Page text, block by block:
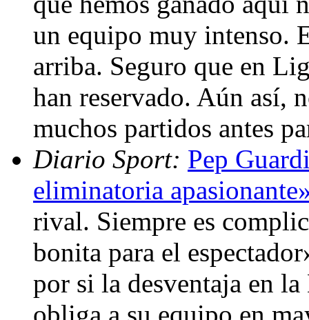
un equipo muy intenso.
arriba. Seguro que en
han reservado. Aún así,
muchos partidos antes
Diario Sport: Pep
eliminatoria
rival. Siempre es
bonita para el
por si la desventaja en
obliga a su equipo en